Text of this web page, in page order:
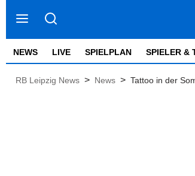
NEWS LIVE SPIELPLAN SPIELER &
RB Leipzig News > News > Tattoo in der